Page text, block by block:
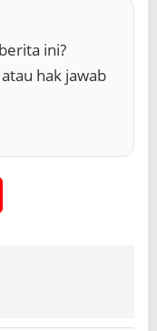
ini?
hak jawab